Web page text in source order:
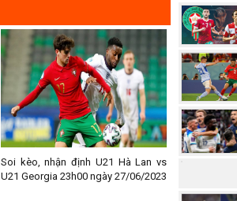
Soi kèo, nhận định U21 Hà Lan vs
U21 Georgia 23h00 ngày 27/06/2023